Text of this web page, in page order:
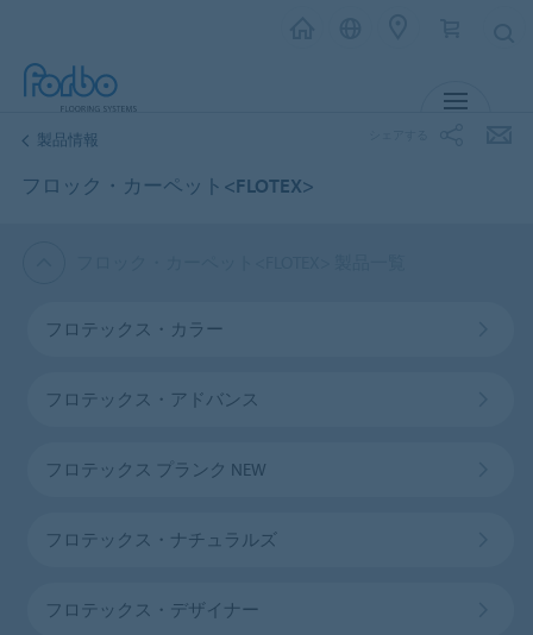
製品情報
フロック・カーペット<FLOTEX>
フロテックス・カラー
フロテックス・アドバンス
フロテックス プランク NEW
フロテックス・ナチュラルズ
フロテックス・デザイナー